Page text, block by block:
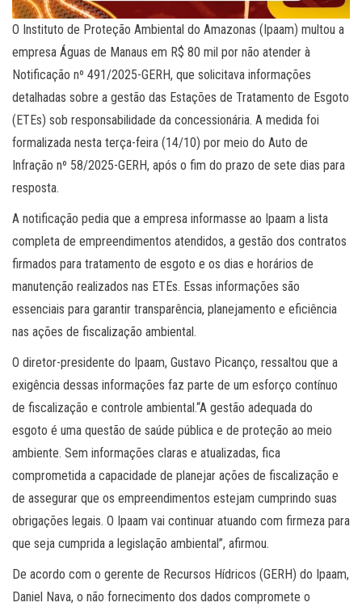
O Instituto de Proteção Ambiental do Amazonas (Ipaam) multou a
empresa Águas de Manaus em R$ 80 mil por não atender à
Notificação nº 491/2025-GERH, que solicitava informações
detalhadas sobre a gestão das Estações de Tratamento de Esgoto
(ETEs) sob responsabilidade da concessionária. A medida foi
formalizada nesta terça-feira (14/10) por meio do Auto de
Infração nº 58/2025-GERH, após o fim do prazo de sete dias para
resposta.
A notificação pedia que a empresa informasse ao Ipaam a lista
completa de empreendimentos atendidos, a gestão dos contratos
firmados para tratamento de esgoto e os dias e horários de
manutenção realizados nas ETEs. Essas informações são
essenciais para garantir transparência, planejamento e eficiência
nas ações de fiscalização ambiental.
O diretor-presidente do Ipaam, Gustavo Picanço, ressaltou que a
exigência dessas informações faz parte de um esforço contínuo
de fiscalização e controle ambiental.“A gestão adequada do
esgoto é uma questão de saúde pública e de proteção ao meio
ambiente. Sem informações claras e atualizadas, fica
comprometida a capacidade de planejar ações de fiscalização e
de assegurar que os empreendimentos estejam cumprindo suas
obrigações legais. O Ipaam vai continuar atuando com firmeza para
que seja cumprida a legislação ambiental”, afirmou.
De acordo com o gerente de Recursos Hídricos (GERH) do Ipaam,
Daniel Nava, o não fornecimento dos dados compromete o